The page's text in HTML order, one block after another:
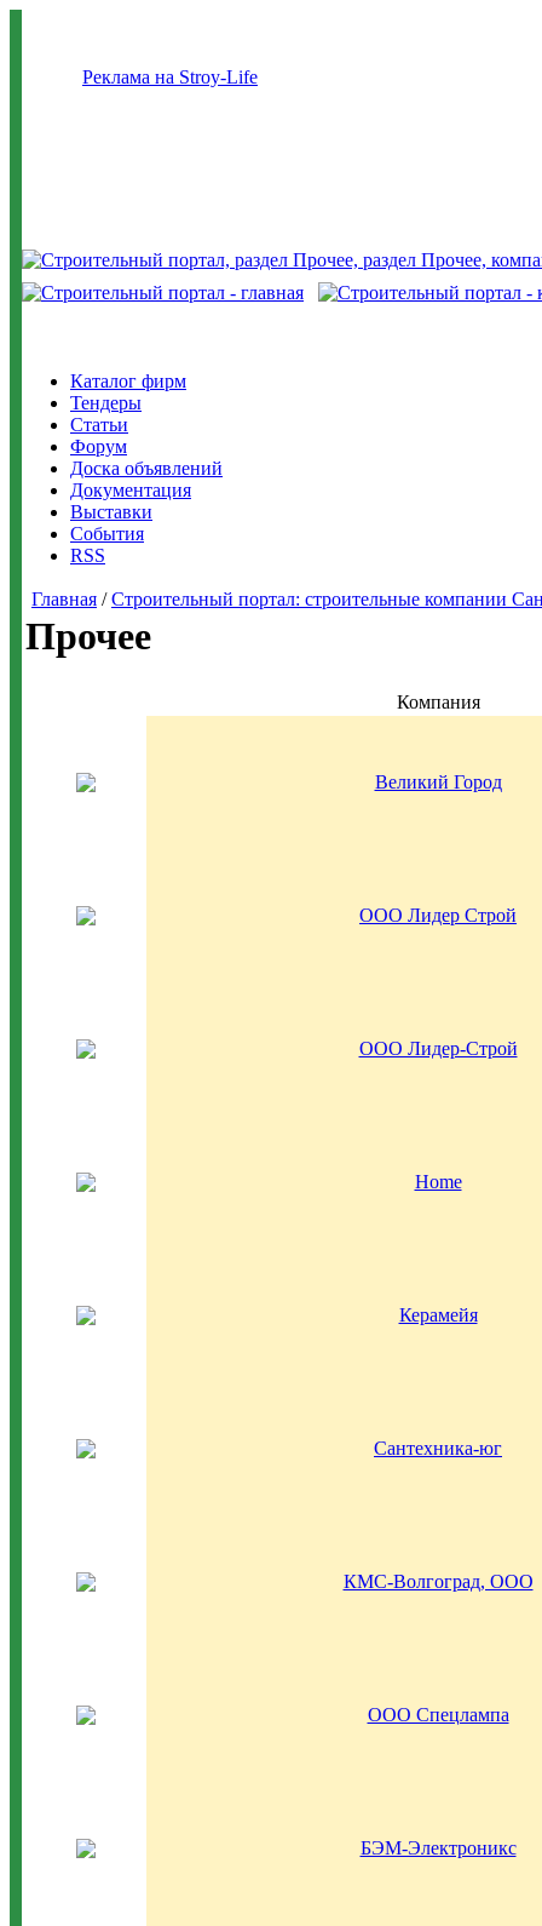
Реклама на Stroy-Life
Каталог фирм
Тендеры
Статьи
Форум
Доска объявлений
Документация
Выставки
События
RSS
Главная /Строительный портал: строительные компании
Прочее
Компания
Великий Город
ООО Лидер Строй
ООО Лидер-Строй
Home
Керамейя
Сантехника-юг
КМС-Волгоград, ООО
ООО Спецлампа
БЭМ-Электроникс